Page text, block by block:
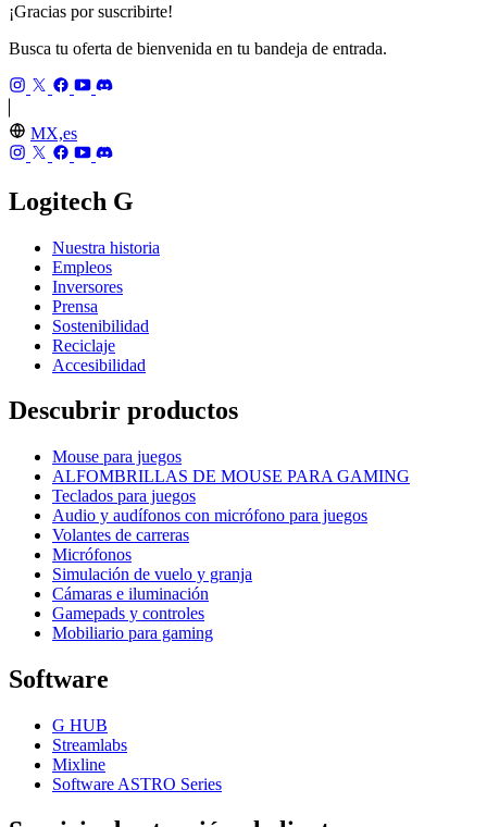
¡Gracias por suscribirte!
Busca tu oferta de bienvenida en tu bandeja de entrada.
MX,es
Logitech G
Nuestra historia
Empleos
Inversores
Prensa
Sostenibilidad
Reciclaje
Accesibilidad
Descubrir productos
Mouse para juegos
ALFOMBRILLAS DE MOUSE PARA GAMING
Teclados para juegos
Audio y audífonos con micrófono para juegos
Volantes de carreras
Micrófonos
Simulación de vuelo y granja
Cámaras e iluminación
Gamepads y controles
Mobiliario para gaming
Software
G HUB
Streamlabs
Mixline
Software ASTRO Series